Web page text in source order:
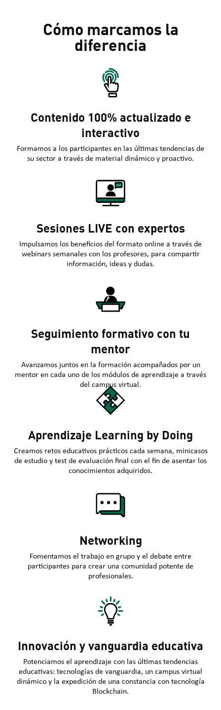
Cómo marcamos la
diferencia
Contenido 100% actualizado e
interactivo
Formamos a los participantes en las últimas tendencias de
su sector a través de material dinámico y proactivo.
Sesiones LIVE con expertos
Impulsamos los beneficios del formato online a través de
webinars semanales con los profesores, para compartir
información, ideas y dudas.
Seguimiento formativo con tu
mentor
Avanzamos juntos en la formación acompañados por un
mentor en cada uno de los módulos de aprendizaje a través
del campus virtual.
Aprendizaje Learning by Doing
Creamos retos educativos prácticos cada semana, minicasos
de estudio y test de evaluación final con el fin de asentar los
conocimientos adquiridos.
Networking
Fomentamos el trabajo en grupo y el debate entre
participantes para crear una comunidad potente de
profesionales.
Innovación y vanguardia educativa
Potenciamos el aprendizaje con las últimas tendencias
educativas: tecnologías de vanguardia, un campus virtual
dinámico y la expedición de una constancia con tecnología
Blockchain.